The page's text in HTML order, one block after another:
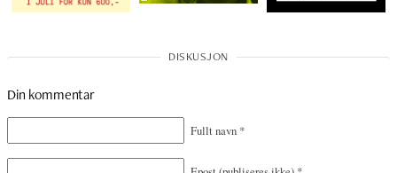
Din kommentar
Fullt navn *